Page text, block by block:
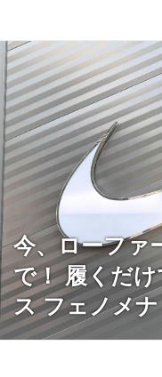
今、ローファ
で！ 履くだ
ス フェノメナ